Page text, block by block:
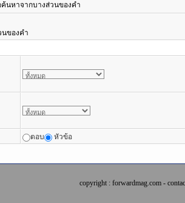
นหาจากบางส่วนของคำ
นของคำ
ตอบ หัวข้อ
copyright : forwardmag.com -